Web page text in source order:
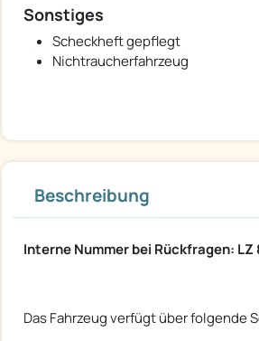
Sonstiges
Scheckheft gepflegt
Nichtraucherfahrzeug
Beschreibung
Interne Nummer bei Rückfragen: LZ
Das Fahrzeug verfügt über folgende